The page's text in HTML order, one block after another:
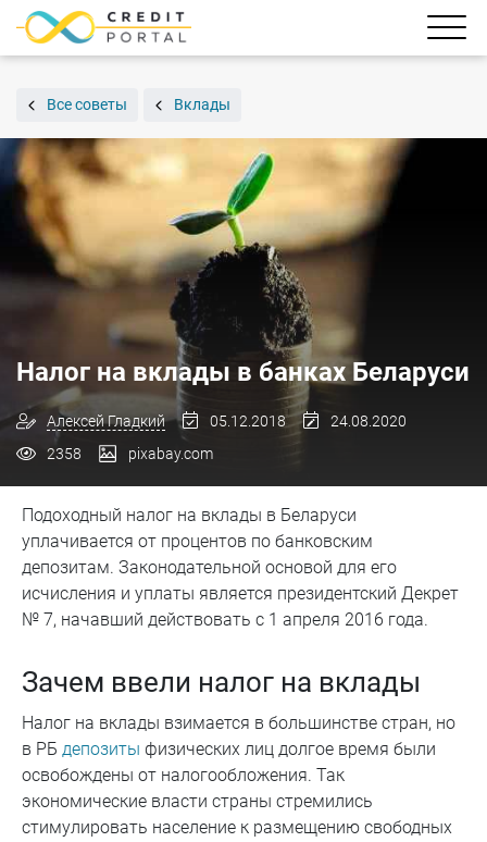
Все советы Вклады
Налог на вклады в банках Беларуси
Алексей Гладкий 05.12.2018
24.08.2020
2358
pixabay.com
Подоходный налог на вклады в Беларуси
уплачивается от процентов по банковским
депозитам. Законодательной основой для его
исчисления и уплаты является президентский Декрет
№ 7, начавший действовать с 1 апреля 2016 года.
Зачем ввели налог на вклады
Налог на вклады взимается в большинстве стран, но
в РБ депозиты физических лиц долгое время были
освобождены от налогообложения. Так
экономические власти страны стремились
стимулировать население к размещению свободных